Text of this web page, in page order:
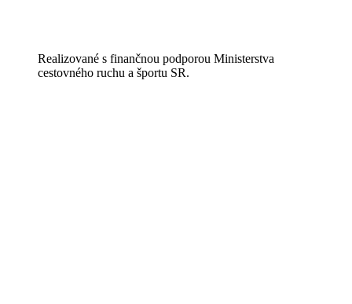
Realizované s finančnou podporou Ministerstva
cestovného ruchu a športu SR.